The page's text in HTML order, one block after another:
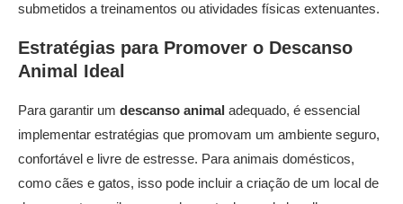
submetidos a treinamentos ou atividades físicas extenuantes.
Estratégias para Promover o Descanso
Animal Ideal
Para garantir um descanso animal adequado, é essencial
implementar estratégias que promovam um ambiente seguro,
confortável e livre de estresse. Para animais domésticos,
como cães e gatos, isso pode incluir a criação de um local de